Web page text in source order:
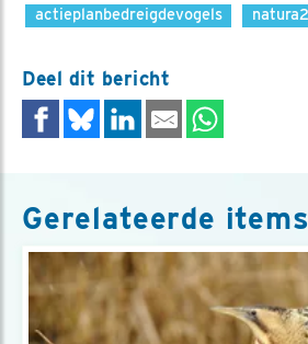
actieplanbedreigdevogels
Deel dit bericht
Gerelateerde items